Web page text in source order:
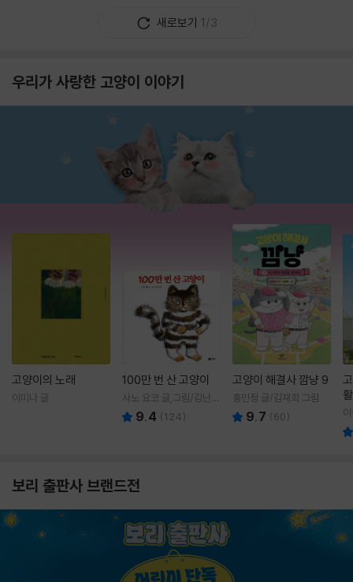
새로보기 1/3
우리가 사랑한 고양이 이야기
고양이의 노래
이미나 글
100만 번 산 고양이
사노 요코 글,그림/김난주
역 9.4 (124)
고양이 해결사 깜냥 9
홍민정 글/김재희 그림
9.7 (60)
보리 출판사 브랜드전